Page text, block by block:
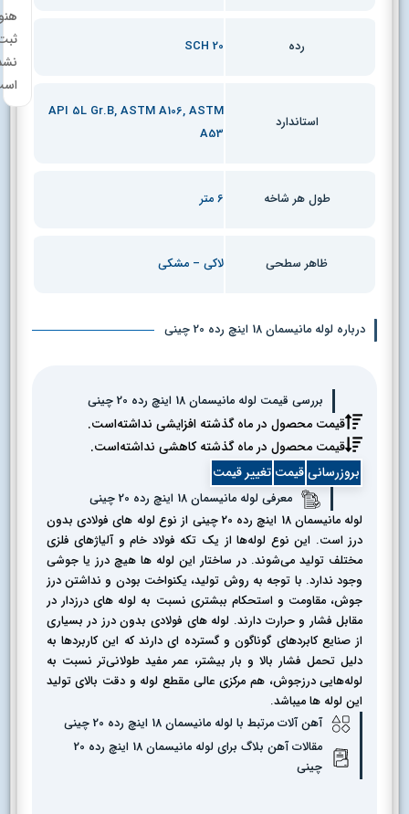
SCH 20
استاندارد
API 5L Gr.B, ASTM A106, ASTM
طول هر شاخه
ظاهر سطحی لاکی – مشکی
نشده
است.
درباره لوله مانیسمان 18 اینچ رده 20 چینی
بررسی قیمت لوله مانیسمان 18 اینچ رده 20 چینی
قیمت محصول در ماه گذشته افزایشی نداشته‌است.
قیمت محصول در ماه گذشته کاهشی نداشته‌است.
بروزرسانیقیمتتغییر قیمت
معرفی لوله مانیسمان 18 اینچ رده 20 چینی
لوله مانیسمان 18 اینچ رده 20 چینی از نوع لوله های فولادی بدون
درز است. این نوع لوله‌ها از یک تکه فولاد خام و آلیاژهای فلزی
مختلف تولید می‌شوند. در ساختار این لوله ها هیچ درز یا جوشی
وجود ندارد. با توجه به روش تولید، یکنواخت بودن و نداشتن درز
جوش، مقاومت و استحکام ببشتری نسبت به لوله های درزدار در
مقابل فشار و حرارت دارند. لوله های فولادی بدون درز در بسیاری
از صنایع کابردهای گوناگون و گسترده ای دارند که این کاربردها به
دلیل تحمل فشار بالا و بار بیشتر، عمر مفید طولانی‌تر نسبت به
لوله‌هایی درزجوش، هم مرکزی عالی مقطع لوله و دقت بالای تولید
این لوله‌ ها میباشد.
آهن آلات مرتبط با لوله مانیسمان 18 اینچ رده 20 چینی
مقالات آهن بلاگ برای لوله مانیسمان 18 اینچ رده 20
چینی